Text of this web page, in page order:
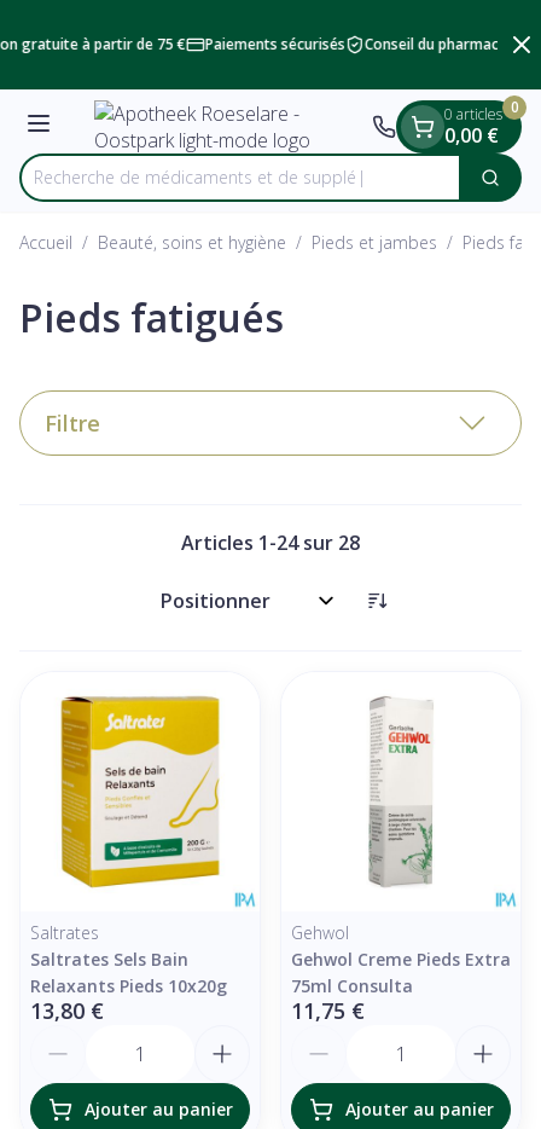
gratuite à partir de 75 € Paiements sécurisés Conseil du pharmacien
Menu
Rechercher
Recherche de médic
0 articles
0,00 €
0
Accueil / Beauté, soins et hygiène / Pieds et jambes / Pieds
Pieds fatigués
Filtre
Articles 1-24sur 28
Trier par:
Saltrates
Saltrates Sels Bain
Relaxants Pieds 10x20g
13,80 €
Ajouter au panier
Gehwol
Gehwol Creme Pieds Extra
75ml Consulta
11,75 €
Ajouter au panier